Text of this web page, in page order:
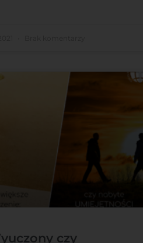
czy